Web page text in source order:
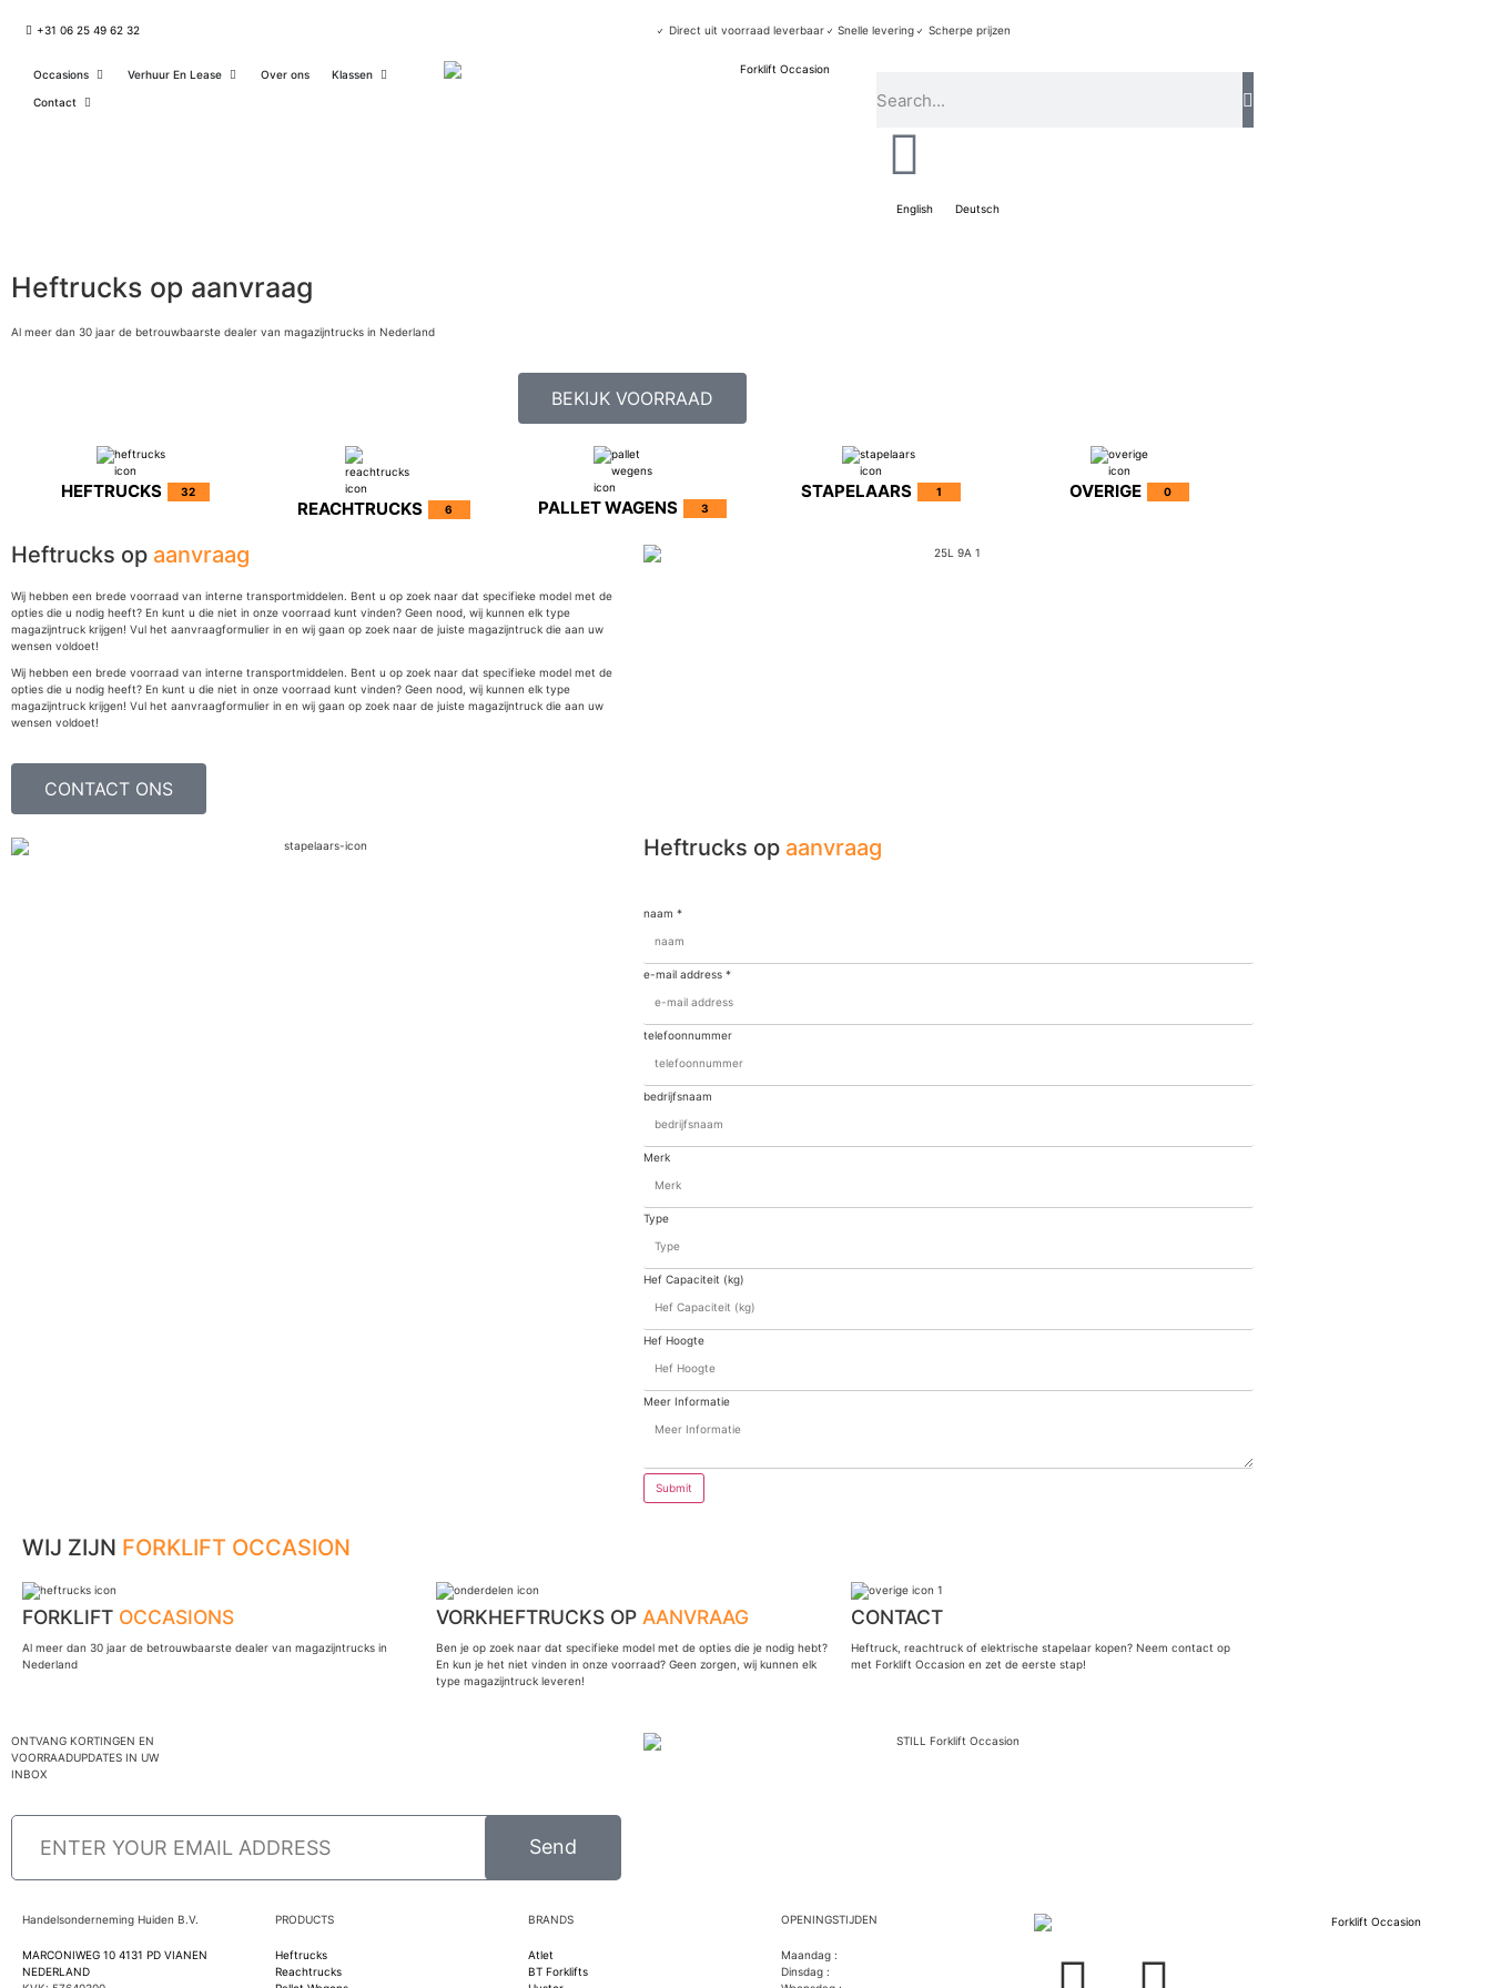
+31 06 25 49 62 32 Direct uit voorraad leverbaar Snelle levering Scherpe prijzen
Occasions Verhuur En Lease Over ons Klassen
Contact
English Deutsch
Heftrucks op aanvraag ​
Al meer dan 30 jaar de betrouwbaarste dealer van magazijntrucks in Nederland
BEKIJK VOORRAAD
HEFTRUCKS 32
REACHTRUCKS 6 PALLET WAGENS 3
STAPELAARS 1 OVERIGE 0
Heftrucks op aanvraag
Wij hebben een brede voorraad van interne transportmiddelen. Bent u op zoek naar dat specifieke model met de
opties die u nodig heeft? En kunt u die niet in onze voorraad kunt vinden? Geen nood, wij kunnen elk type
magazijntruck krijgen! Vul het aanvraagformulier in en wij gaan op zoek naar de juiste magazijntruck die aan uw
wensen voldoet!
Wij hebben een brede voorraad van interne transportmiddelen. Bent u op zoek naar dat specifieke model met de
opties die u nodig heeft? En kunt u die niet in onze voorraad kunt vinden? Geen nood, wij kunnen elk type
magazijntruck krijgen! Vul het aanvraagformulier in en wij gaan op zoek naar de juiste magazijntruck die aan uw
wensen voldoet!
CONTACT ONS
Heftrucks op aanvraag
naam *
e-mail address *
telefoonnummer
bedrijfsnaam
Merk
Type
Hef Capaciteit (kg)
Hef Hoogte
Meer Informatie
Submit
WIJ ZIJN FORKLIFT OCCASION
FORKLIFT OCCASIONS
Al meer dan 30 jaar de betrouwbaarste dealer van magazijntrucks in
Nederland
VORKHEFTRUCKS OP AANVRAAG
Ben je op zoek naar dat specifieke model met de opties die je nodig hebt?
En kun je het niet vinden in onze voorraad? Geen zorgen, wij kunnen elk
type magazijntruck leveren!
CONTACT
Heftruck, reachtruck of elektrische stapelaar kopen? Neem contact op
met Forklift Occasion en zet de eerste stap!
ONTVANG KORTINGEN EN
VOORRAADUPDATES IN UW
INBOX
Send
Handelsonderneming Huiden B.V.
MARCONIWEG 10 4131 PD VIANEN
NEDERLAND
PRODUCTS
Heftrucks
Reachtrucks
BRANDS
Atlet
BT Forklifts
OPENINGSTIJDEN
Maandag :
Dinsdag :